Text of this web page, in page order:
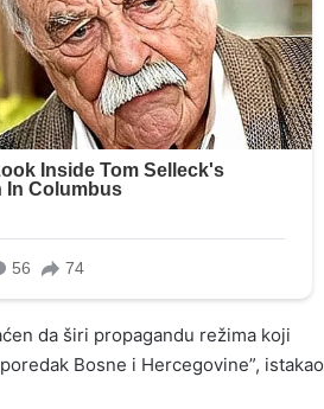
da širi propagandu režima koji
Bosne i Hercegovine”, istakao